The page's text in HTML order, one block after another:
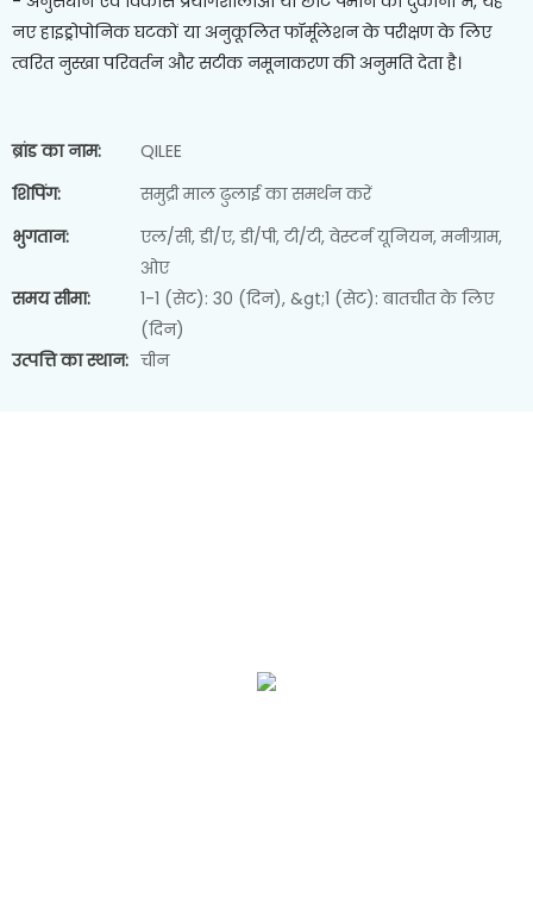
नए हाइड्रोपोनिक घटकों या अनुकूलित फॉर्मूलेशन के परीक्षण के लिए
त्वरित नुस्खा परिवर्तन और सटीक नमूनाकरण की अनुमति देता है।
ब्रांड का नाम:
QILEE
शिपिंग:
समुद्री माल ढुलाई का समर्थन करें
भुगतान:
एल/सी, डी/ए, डी/पी, टी/टी, वेस्टर्न यूनियन, मनीग्राम,
ओए
समय सीमा:
1-1 (सेट): 30 (दिन), &gt;1 (सेट): बातचीत के लिए
(दिन)
उत्पत्ति का स्थान: चीन